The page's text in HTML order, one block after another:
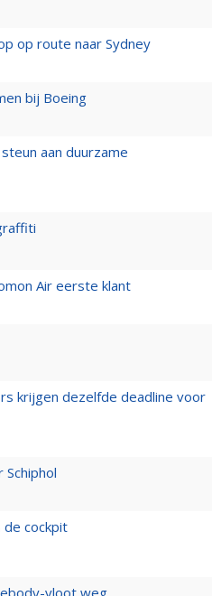
op route naar Sydney
bij Boeing
aan duurzame
Air eerste klant
krijgen dezelfde deadline voor
de cockpit